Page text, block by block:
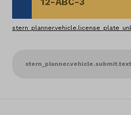
stern_planner.vehicle.submit.text